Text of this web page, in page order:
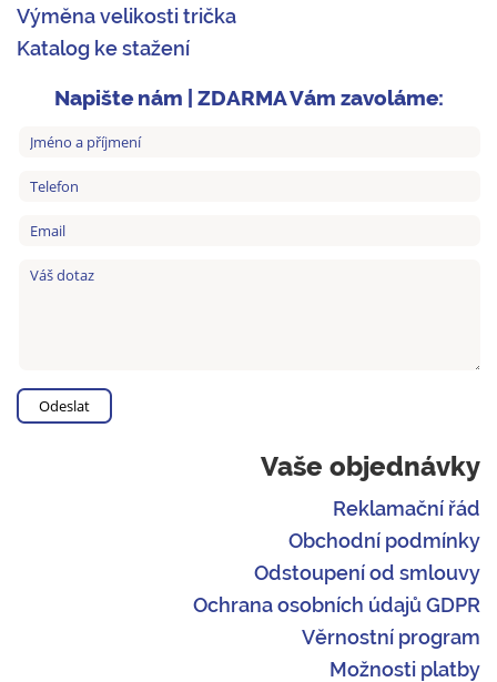
Výměna velikosti trička
Katalog ke stažení
Napište nám | ZDARMA Vám zavoláme:
Vaše objednávky
Reklamační řád
Obchodní podmínky
Odstoupení od smlouvy
Ochrana osobních údajů GDPR
Věrnostní program
Možnosti platby